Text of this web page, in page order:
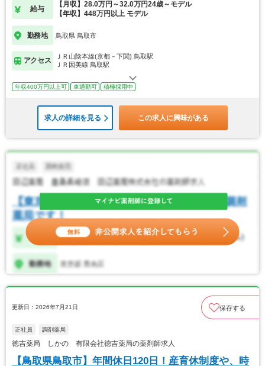
給与
【月収】28.0万円～32.0万円24歳～モデル
【年収】448万円以上 モデル
勤務地 鳥取県 鳥取市
アクセス
ＪＲ山陰本線(京都－下関) 鳥取駅
ＪＲ因美線 鳥取駅
年収400万円以上可 車通勤可 積極採用中
求人の詳細を見る この求人に興味がある
更新日：2026年7月21日 保存する
正社員 調剤薬局
徳吉薬局 しかの 有限会社徳吉薬局の薬剤師求人
【鳥取県鳥取市】年間休日120日！産育休制度や、時